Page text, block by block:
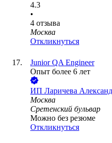
4.3
•
4 отзыва
Москва
Откликнуться
Junior QA Engineer
Опыт более 6 лет
ИП Ларичева
Москва
Сретенский бульвар
Можно без резюме
Откликнуться